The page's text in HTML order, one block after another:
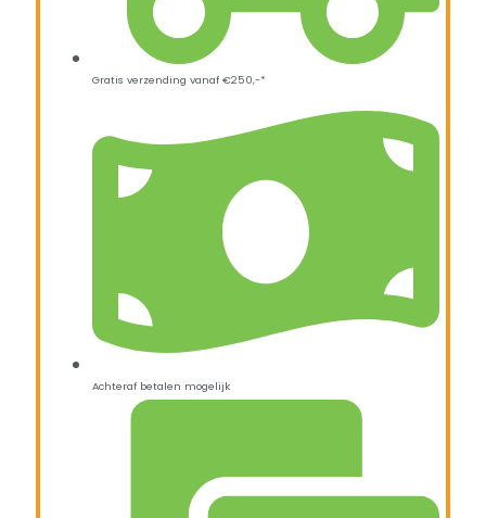
Gratis verzending vanaf €250,-*
Achteraf betalen mogelijk